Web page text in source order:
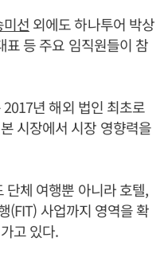
미선 외에도 하나투어 박상
표 등 주요 임직원들이 참
년 해외 법인 최초로
시장에서 시장 영향력을
단체 여행뿐 아니라 호텔,
(FIT) 사업까지 영역을 확
고 있다.